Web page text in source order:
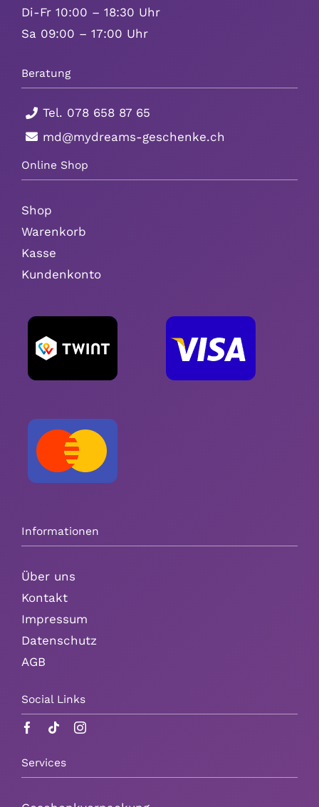
Di-Fr 10:00 – 18:30 Uhr
Sa 09:00 – 17:00 Uhr
Beratung
Tel. 078 658 87 65
md@mydreams-geschenke.ch
Online Shop
Shop
Warenkorb
Kasse
Kundenkonto
Informationen
Über uns
Kontakt
Impressum
Datenschutz
AGB
Social Links
Services